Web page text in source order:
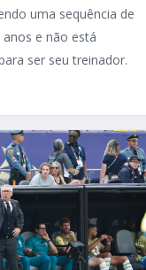
uma sequência de
e não está
ser seu treinador.